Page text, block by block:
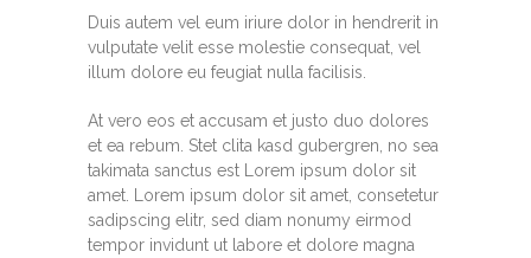
Duis autem vel eum iriure dolor in hendrerit in
vulputate velit esse molestie consequat, vel
illum dolore eu feugiat nulla facilisis.
At vero eos et accusam et justo duo dolores
et ea rebum. Stet clita kasd gubergren, no sea
takimata sanctus est Lorem ipsum dolor sit
amet. Lorem ipsum dolor sit amet, consetetur
sadipscing elitr, sed diam nonumy eirmod
tempor invidunt ut labore et dolore magna